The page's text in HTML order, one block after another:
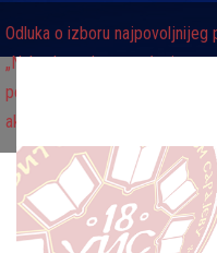
Odluka o izboru najpovolјnijeg
„Nabavka radova uređenja
potrebe Rektorata
akademije Univerziteta u